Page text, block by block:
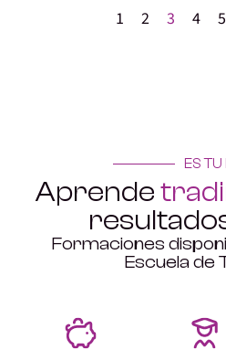
1 2 3 4 5
ES
Aprende
Formaciones
Escuela de